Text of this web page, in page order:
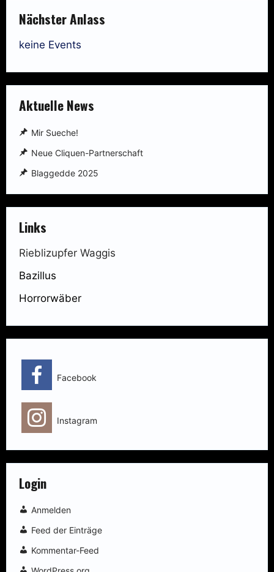
Nächster Anlass
keine Events
Aktuelle News
Mir Sueche!
Neue Cliquen-Partnerschaft
Blaggedde 2025
Links
Rieblizupfer Waggis
Bazillus
Horrorwäber
Facebook
Instagram
Login
Anmelden
Feed der Einträge
Kommentar-Feed